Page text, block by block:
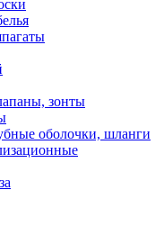
зонты
оболочки, шланги